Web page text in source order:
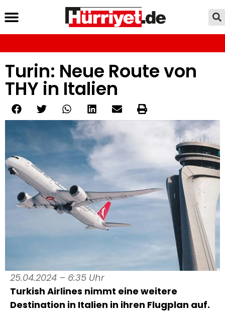
Turin: Neue Route von
THY in Italien
25.04.2024 – 6:35 Uhr
Turkish Airlines nimmt eine weitere
Destination in Italien in ihren Flugplan auf.